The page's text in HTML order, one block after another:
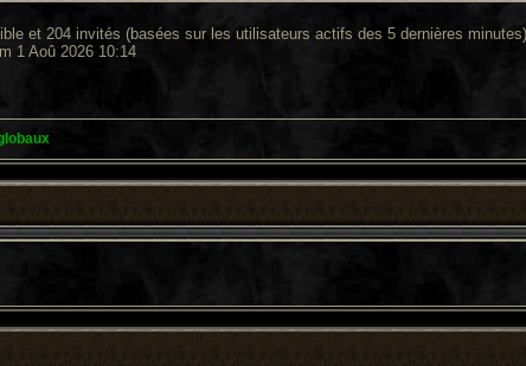
et 204 invités (basées sur les utilisateurs actifs des 5 dernières minutes)
1 Aoû 2026 10:14